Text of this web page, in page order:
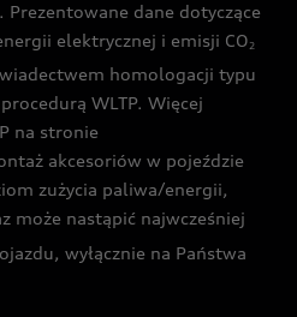
dane dotyczące
elektrycznej i emisji CO2
homologacji typu
WLTP. Więcej
na stronie
akcesoriów w pojeździe
zużycia paliwa/energii,
może nastąpić najwcześniej
wyłącznie na Państwa